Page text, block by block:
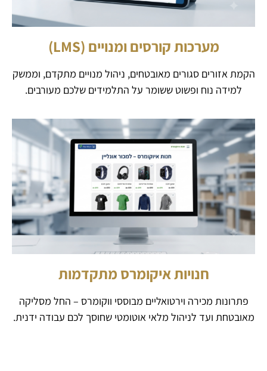
מערכות קורסים ומנויים (LMS)
הקמת אזורים סגורים מאובטחים, ניהול מנויים מתקדם, וממשק
למידה נוח ופשוט ששומר על התלמידים שלכם מעורבים.
חנויות איקומרס מתקדמות
פתרונות מכירה וירטואליים מבוססי ווקומרס – החל מסליקה
מאובטחת ועד לניהול מלאי אוטומטי שחוסך לכם עבודה ידנית.